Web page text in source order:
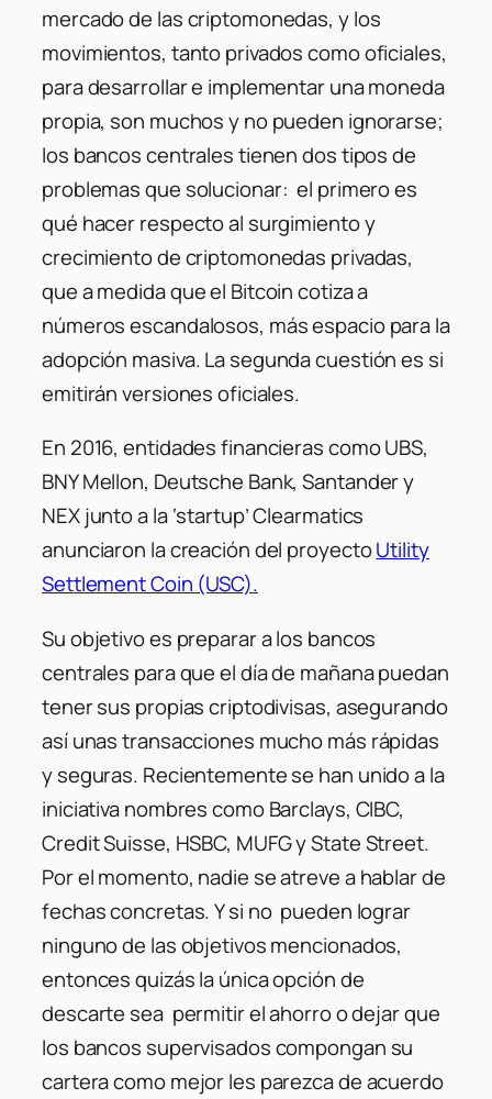
mercado de las criptomonedas, y los
movimientos, tanto privados como oficiales,
para desarrollar e implementar una moneda
propia, son muchos y no pueden ignorarse;
los bancos centrales tienen dos tipos de
problemas que solucionar: el primero es
qué hacer respecto al surgimiento y
crecimiento de criptomonedas privadas,
que a medida que el Bitcoin cotiza a
números escandalosos, más espacio para la
adopción masiva. La segunda cuestión es si
emitirán versiones oficiales.
En 2016, entidades financieras como UBS,
BNY Mellon, Deutsche Bank, Santander y
NEX junto a la ‘startup’ Clearmatics
anunciaron la creación del proyectoUtility
Settlement Coin (USC).
Su objetivo es preparar a los bancos
centrales para que el día de mañana puedan
tener sus propias criptodivisas, asegurando
así unas transacciones mucho más rápidas
y seguras. Recientemente se han unido a la
iniciativa nombres como Barclays, CIBC,
Credit Suisse, HSBC, MUFG y State Street.
Por el momento, nadie se atreve a hablar de
fechas concretas. Y si no pueden lograr
ninguno de las objetivos mencionados,
entonces quizás la única opción de
descarte sea permitir el ahorro o dejar que
los bancos supervisados compongan su
cartera como mejor les parezca de acuerdo